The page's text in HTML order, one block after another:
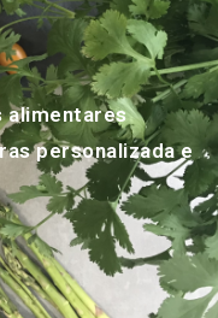
alimentares
personalizada e